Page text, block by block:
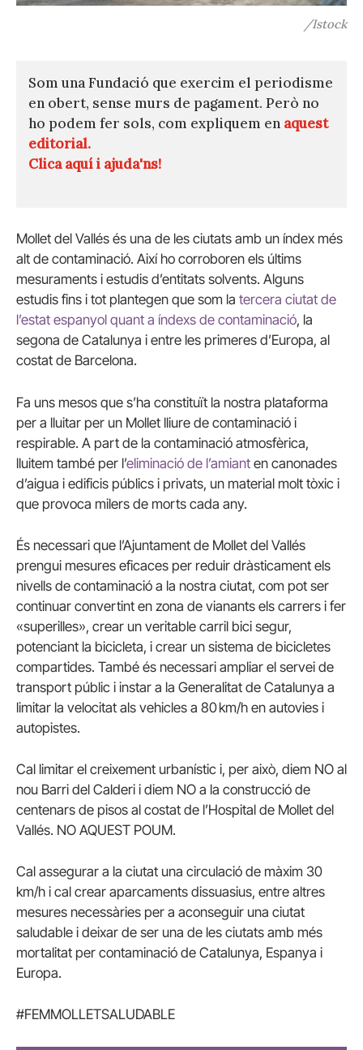
/Istock
Som una Fundació que exercim el periodisme
en obert, sense murs de pagament. Però no
ho podem fer sols, com expliquem en aquest
editorial.
Clica aquí i ajuda'ns!
Mollet del Vallés és una de les ciutats amb un índex més
alt de contaminació. Així ho corroboren els últims
mesuraments i estudis d’entitats solvents. Alguns
estudis fins i tot plantegen que som la tercera ciutat de
l’estat espanyol quant a índexs de contaminació, la
segona de Catalunya i entre les primeres d’Europa, al
costat de Barcelona.
Fa uns mesos que s’ha constituït la nostra plataforma
per a lluitar per un Mollet lliure de contaminació i
respirable. A part de la contaminació atmosfèrica,
lluitem també per l’eliminació de l’amiant en canonades
d’aigua i edificis públics i privats, un material molt tòxic i
que provoca milers de morts cada any.
És necessari que l’Ajuntament de Mollet del Vallés
prengui mesures eficaces per reduir dràsticament els
nivells de contaminació a la nostra ciutat, com pot ser
continuar convertint en zona de vianants els carrers i fer
«superilles», crear un veritable carril bici segur,
potenciant la bicicleta, i crear un sistema de bicicletes
compartides. També és necessari ampliar el servei de
transport públic i instar a la Generalitat de Catalunya a
limitar la velocitat als vehicles a 80 km/h en autovies i
autopistes.
Cal limitar el creixement urbanístic i, per això, diem NO al
nou Barri del Calderi i diem NO a la construcció de
centenars de pisos al costat de l’Hospital de Mollet del
Vallés. NO AQUEST POUM.
Cal assegurar a la ciutat una circulació de màxim 30
km/h i cal crear aparcaments dissuasius, entre altres
mesures necessàries per a aconseguir una ciutat
saludable i deixar de ser una de les ciutats amb més
mortalitat per contaminació de Catalunya, Espanya i
Europa.
#FEMMOLLETSALUDABLE